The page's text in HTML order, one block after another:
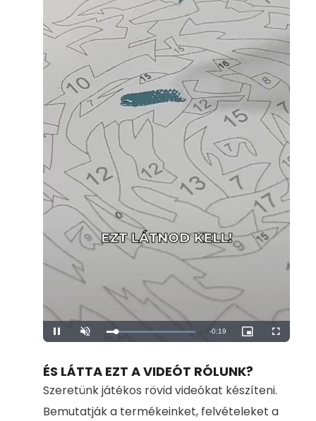
Pause Unmute Loaded:
100.00%
Remaining
-0:19
Picture-
in-
Fullscreen
ÉS LÁTTA EZT A VIDEÓT RÓLUNK?
Szeretünk játékos rövid videókat készíteni.
Bemutatják a termékeinket, felvételeket a